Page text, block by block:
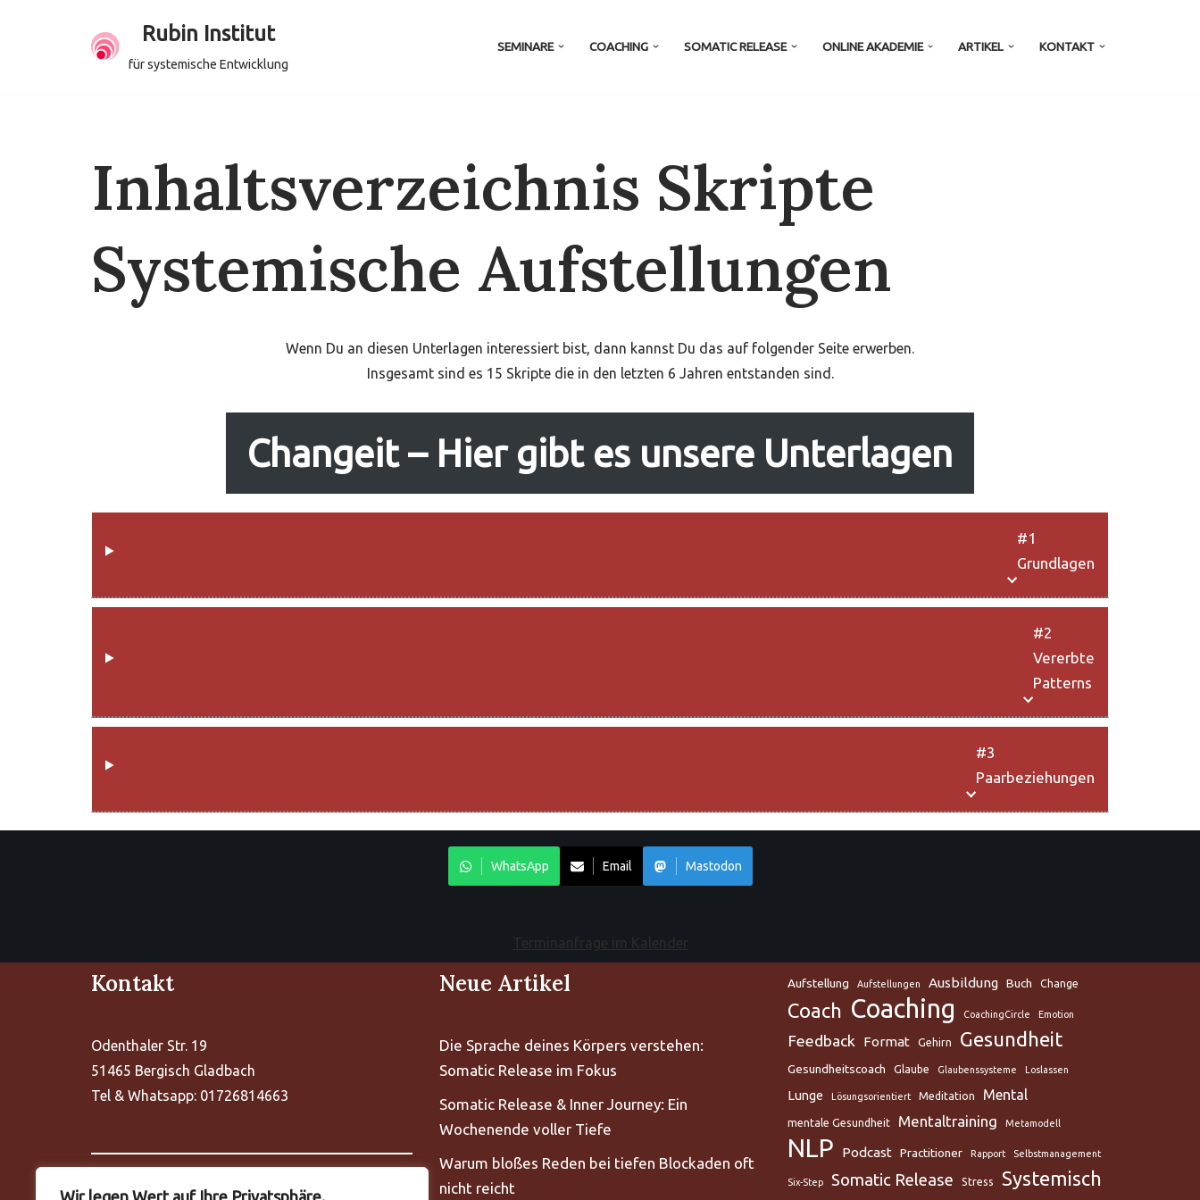
Wir legen Wert auf Ihre Privatsphäre.
Rubin Institut
für systemische Entwicklung
SEMINARE COACHING SOMATIC RELEASE ONLINE AKADEMIE ARTIKEL KONTAKT
Inhaltsverzeichnis Skripte
Systemische Aufstellungen
Wenn Du an diesen Unterlagen interessiert bist, dann kannst Du das auf folgender Seite erwerben.
Insgesamt sind es 15 Skripte die in den letzten 6 Jahren entstanden sind.
Changeit – Hier gibt es unsere Unterlagen
#1
Grundlagen
#2
Vererbte
Patterns
#3
Paarbeziehungen
WhatsApp Email Mastodon
Terminanfrage im Kalender
Kontakt
Odenthaler Str. 19
51465 Bergisch Gladbach
Tel & Whatsapp: 01726814663
Neue Artikel
Die Sprache deines Körpers verstehen:
Somatic Release im Fokus
Somatic Release & Inner Journey: Ein
Wochenende voller Tiefe
Warum bloßes Reden bei tiefen Blockaden oft
nicht reicht
Aufstellung Aufstellungen Ausbildung Buch Change
Coach Coaching CoachingCircle Emotion
Feedback Format Gehirn Gesundheit
Gesundheitscoach Glaube Glaubenssysteme Loslassen
Lunge Lösungsorientiert Meditation Mental
mentale Gesundheit Mentaltraining Metamodell
NLP Podcast Practitioner Rapport Selbstmanagement
Six-Step Somatic Release Stress Systemisch